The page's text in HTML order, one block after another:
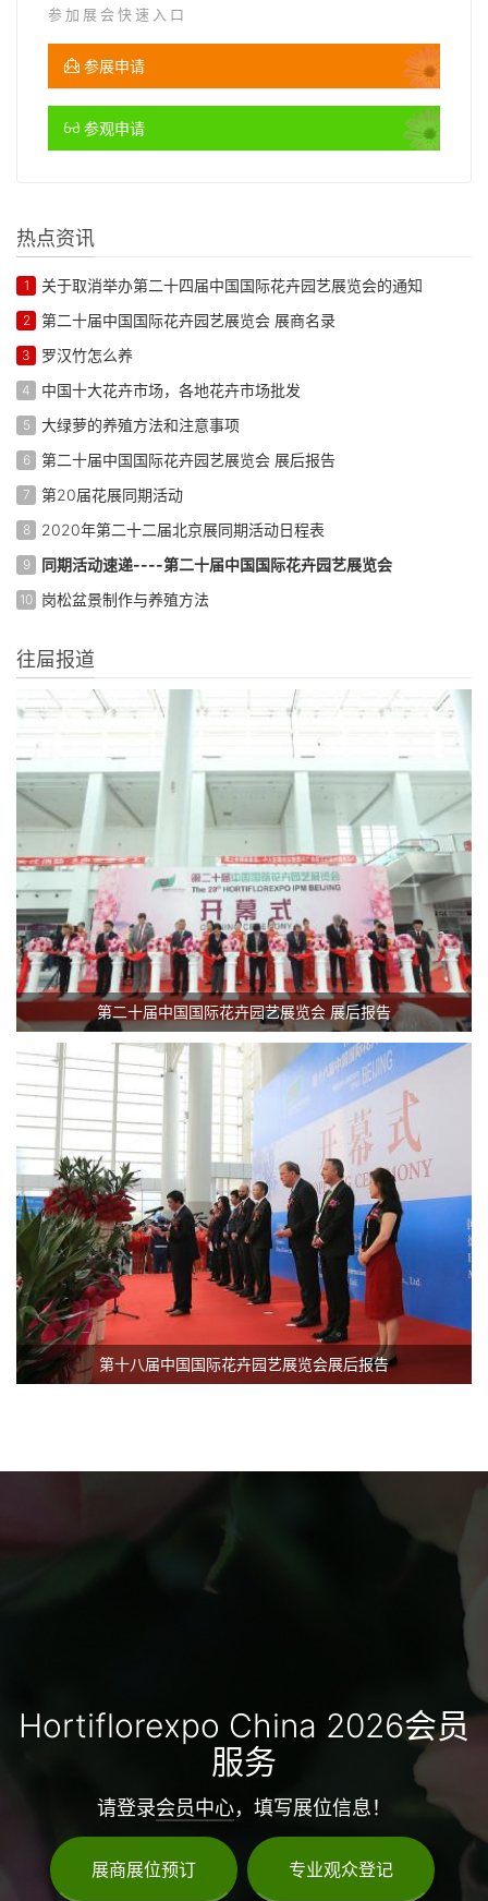
参加展会快速入口
参展申请
参观申请
热点资讯
1 关于取消举办第二十四届中国国际花卉园艺展览会的通知
2 第二十届中国国际花卉园艺展览会 展商名录
3 罗汉竹怎么养
4 中国十大花卉市场，各地花卉市场批发
5 大绿萝的养殖方法和注意事项
6 第二十届中国国际花卉园艺展览会 展后报告
7 第20届花展同期活动
8 2020年第二十二届北京展同期活动日程表
9 同期活动速递----第二十届中国国际花卉园艺展览会
10 岗松盆景制作与养殖方法
往屇报道
第二十届中国国际花卉园艺展览会 展后报告
第十八届中国国际花卉园艺展览会展后报告
Hortiflorexpo China 2026会员
服务
请登录会员中心，填写展位信息！
展商展位预订 专业观众登记